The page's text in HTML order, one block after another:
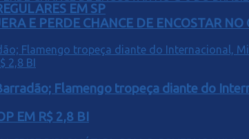
EM SP
EM R$ 2,8 BI
E PERDE CHANCE DE ENCOSTAR
Flamengo tropeça diante do